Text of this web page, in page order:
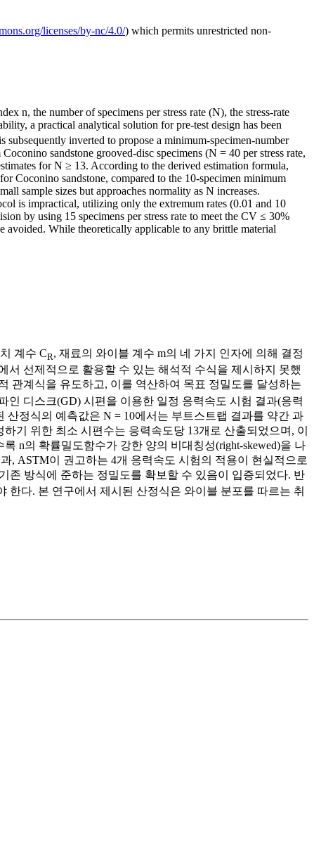
licenses/by-nc/4.0/) which permits unrestricted non-
n, the number of specimens per stress rate (N), the stress-rate
a practical analytical solution for pre-test design has been
inverted to propose a minimum-specimen-number
sandstone grooved-disc specimens (N = 40 per stress rate,
for N ≥ 13. According to the derived estimation formula,
Coconino sandstone, compared to the 10-specimen minimum
sample sizes but approaches normality as N increases.
is impractical, utilizing only the extremum rates (0.01 and 10
by using 15 specimens per stress rate to meet the CV ≤ 30%
avoided. While theoretically applicable to any brittle material
계수 CR, 재료의 와이블 계수 m의 네 가지 인자에 의해 결정
서 선제적으로 활용할 수 있는 해석적 수식을 제시하지 못했
관계식을 유도하고, 이를 역산하여 목표 정밀도를 달성하는
인 디스크(GD) 시편을 이용한 일정 응력속도 시험 결과(응력
산정식의 예측값은 N = 10에서는 부트스트랩 결과를 약간 과
기 위한 최소 시편수는 응력속도당 13개로 산출되었으며, 이
n의 확률밀도함수가 강한 양의 비대칭성(right-skewed)을 나
, ASTM이 권고하는 4개 응력속도 시험의 적용이 현실적으로
존 방식에 준하는 정밀도를 확보할 수 있음이 입증되었다. 반
한다. 본 연구에서 제시된 산정식은 와이블 분포를 따르는 취